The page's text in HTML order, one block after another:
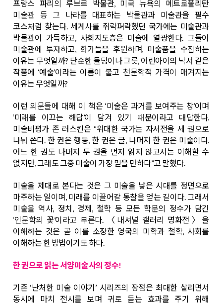
프랑스 파리의 루브르 박물관, 미국 뉴욕의 메트로폴리탄
미술관 등 그 나라를 대표하는 박물관과 미술관을 필수
코스처럼 찾는다. 세계사를 쥐락펴락했던 국가에는 미술관과
박물관이 가득하고, 사회지도층은 미술에 열광한다. 그들이
미술관에 투자하고, 화가들을 후원하며, 미술품을 수집하는
이유는 무엇일까? 단순한 돌덩이나 그릇, 어린아이의 낙서 같은
작품에 ‘예술’이라는 이름이 붙고 천문학적 가격이 매겨지는
이유는 무엇일까?
이런 의문들에 대해 이 책은 ‘미술은 과거를 보여주는 창’이며
‘미래를 이끄는 해답’이 담겨 있기 때문이라고 대답한다.
미술비평가 존 러스킨은 “위대한 국가는 자서전을 세 권으로
나눠 쓴다. 한 권은 행동, 한 권은 글, 나머지 한 권은 미술이다.
어느 한 권도 나머지 두 권을 먼저 읽지 않고서는 이해할 수
없지만, 그래도 그중 미술이 가장 믿을 만하다”고 말했다.
미술을 제대로 본다는 것은 그 미술을 낳은 시대를 정면으로
마주하는 일이며, 미래를 이끌어갈 통찰을 얻는 길이다. 그래서
미술을 역사, 정치, 경제, 철학 등 모든 학문의 정수가 담긴
‘인문학의 꽃’이라고 부른다. 〈내셔널 갤러리 명화전〉을
이해하는 것은 곧 이를 소장한 영국의 미학과 철학, 사회를
이해하는 한 방법이기도 하다.
한 권으로 읽는 서양미술사의 정수!
기존 ‘난처한 미술 이야기’ 시리즈의 장점은 최대한 살리면서
동시에 마치 전시를 보며 귀로 듣는 효과를 주기 위해